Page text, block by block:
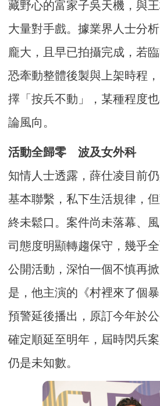
藏野心的富家子吳天機，與
大量對手戲。據業界人士分
龐大，且早已拍攝完成，若
恐牽動整體後製與上架時程
擇「按兵不動」，某種程度
論風向。
活動全歸零 波及女外科
知情人士透露，薛仕凌目前
基本聯繫，私下生活規律，
終未鬆口。案件尚未落幕、
司態度明顯轉趨保守，幾乎
公開活動，深怕一個不慎再
是，他主演的《村裡來了個
預警延後播出，原訂今年於
確定順延至明年，屆時閃兵
仍是未知數。